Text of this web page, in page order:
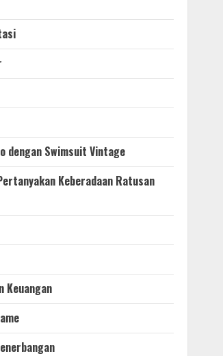
dengan Swimsuit Vintage
Keberadaan Ratusan
Keuangan